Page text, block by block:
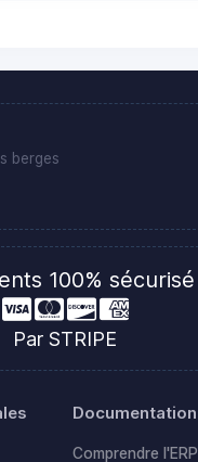
berges
100% sécurisé
Par STRIPE
Documentation
Comprendre l'ERP